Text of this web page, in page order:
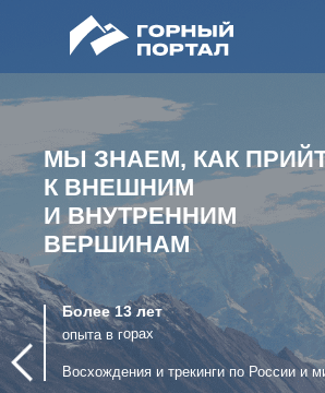
Восхождения и трекинги по России и
опыта в горах
Более 13 лет
МЫ ЗНАЕМ, КАК
К ВНЕШНИМ
И ВНУТРЕННИМ
ВЕРШИНАМ